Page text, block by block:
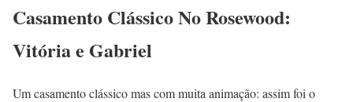
Casamento Clássico No Rosewood:
Vitória e Gabriel
Um casamento clássico mas com muita animação: assim foi o